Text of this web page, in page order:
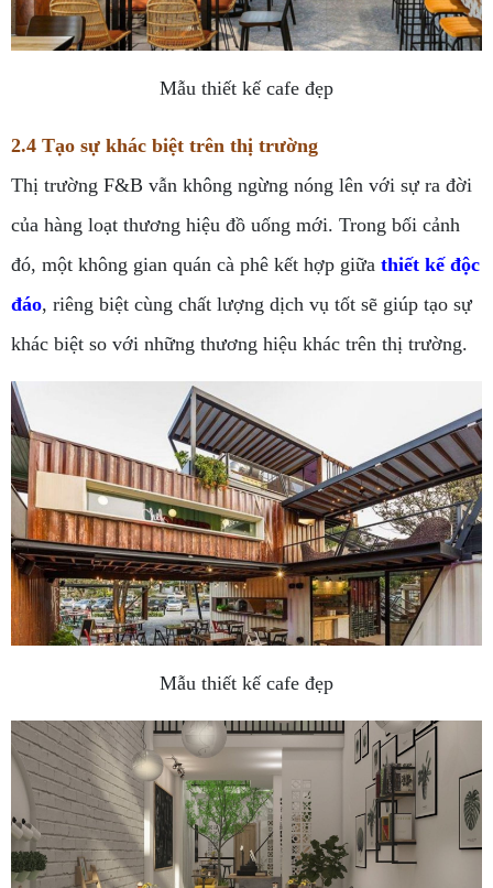
Mẫu thiết kế cafe đẹp
2.4 Tạo sự khác biệt trên thị trường
Thị trường F&B vẫn không ngừng nóng lên với sự ra đời
của hàng loạt thương hiệu đồ uống mới. Trong bối cảnh
đó, một không gian quán cà phê kết hợp giữa thiết kế độc
đáo, riêng biệt cùng chất lượng dịch vụ tốt sẽ giúp tạo sự
khác biệt so với những thương hiệu khác trên thị trường.
Mẫu thiết kế cafe đẹp